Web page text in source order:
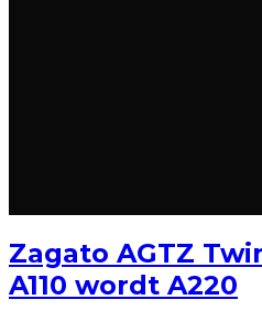
Zagato AGTZ
A110 wordt A220